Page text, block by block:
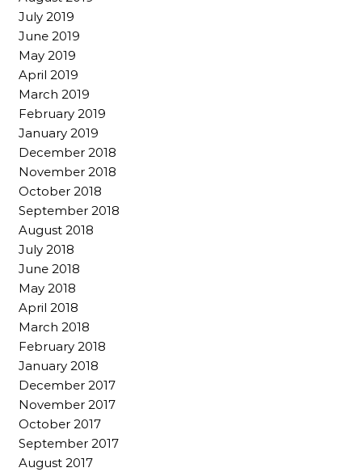
July 2019
June 2019
May 2019
April 2019
March 2019
February 2019
January 2019
December 2018
November 2018
October 2018
September 2018
August 2018
July 2018
June 2018
May 2018
April 2018
March 2018
February 2018
January 2018
December 2017
November 2017
October 2017
September 2017
August 2017